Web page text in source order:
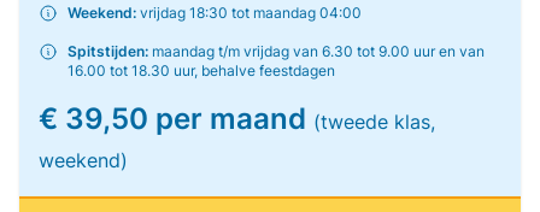
Weekend: vrijdag 18:30 tot maandag 04:00
Spitstijden: maandag t/m vrijdag van 6.30 tot 9.00 uur en van
16.00 tot 18.30 uur, behalve feestdagen
€ 39,50 per maand (tweede klas,
weekend)